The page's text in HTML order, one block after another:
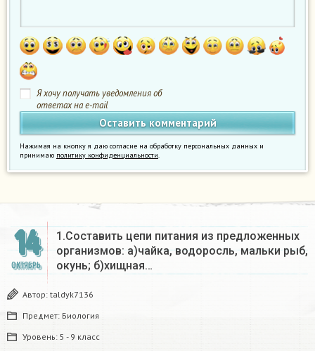
Я хочу получать уведомления об
ответах на e-mail
Нажимая на кнопку я даю согласие на обработку персональных данных и
принимаю политику конфиденциальности.
14
ОКТЯБРЬ
1.Составить цепи питания из предложенных
организмов: а)чайка, водоросль, мальки рыб,
окунь; б)хищная…
Автор: taldyk7136
Предмет: Биология
Уровень: 5 - 9 класс